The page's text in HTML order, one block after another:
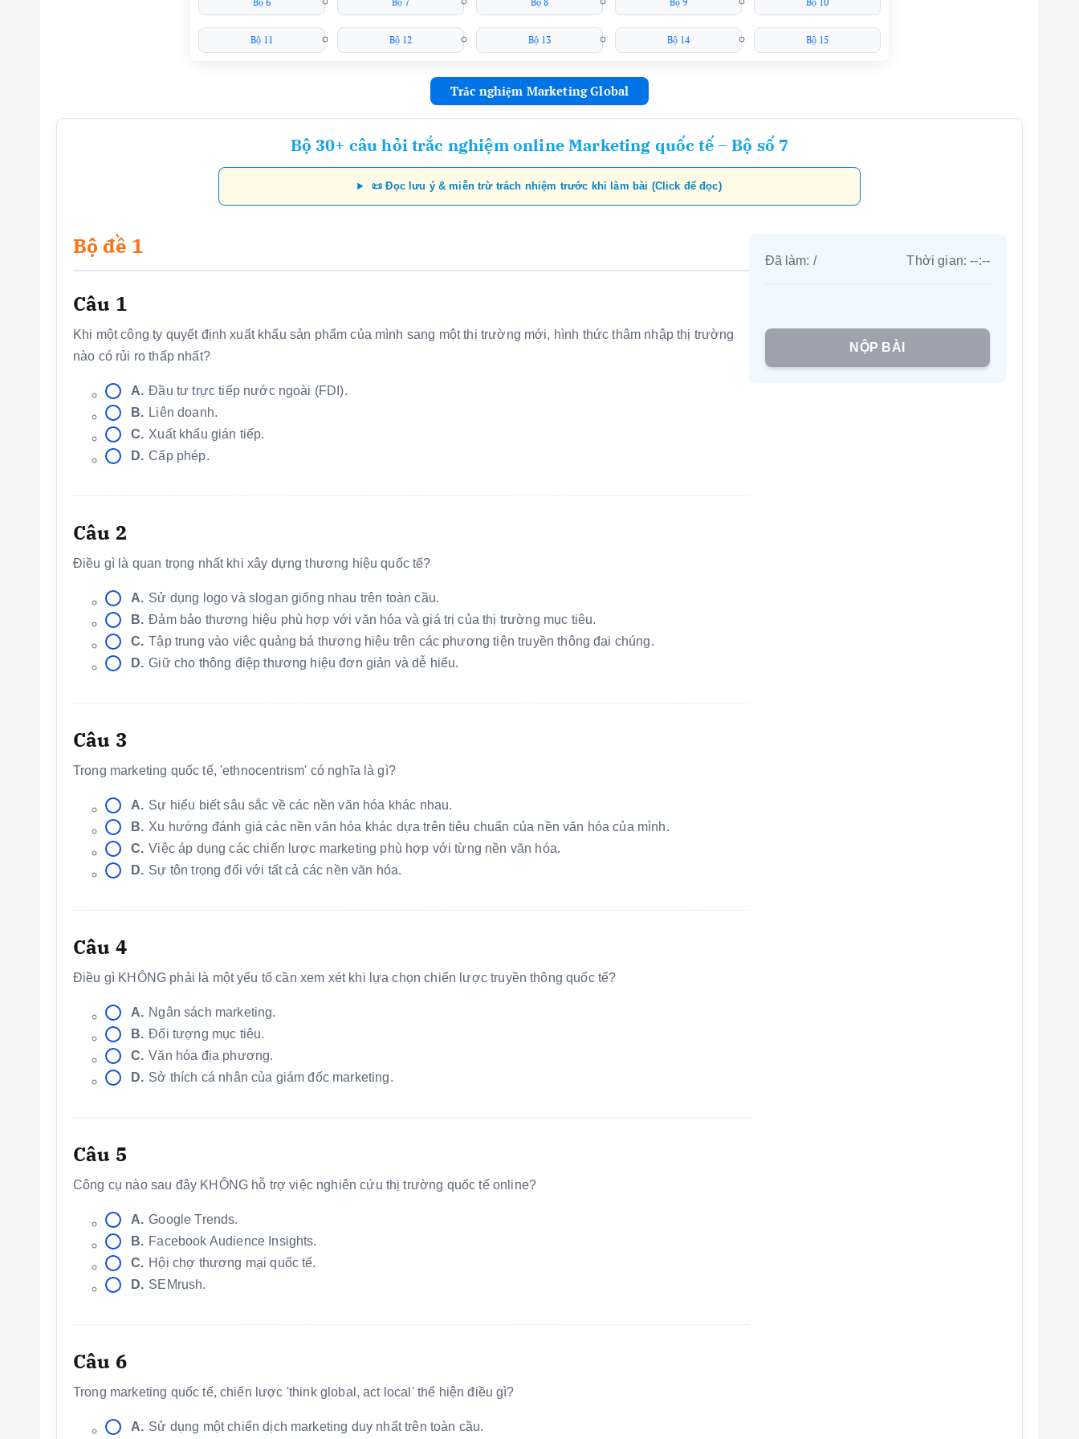
Bộ 11 Bộ 12 Bộ 13 Bộ 14 Bộ 15
Trắc nghiệm Marketing Global
Bộ 30+ câu hỏi trắc nghiệm online Marketing quốc tế – Bộ số 7
📜 Đọc lưu ý & miễn trừ trách nhiệm trước khi làm bài (Click để đọc)
Bộ đề 1
Câu 1
Khi một công ty quyết định xuất khẩu sản phẩm của mình sang một thị trường mới, hình thức thâm nhập thị trường
nào có rủi ro thấp nhất?
A. Đầu tư trực tiếp nước ngoài (FDI).
B. Liên doanh.
C. Xuất khẩu gián tiếp.
D. Cấp phép.
Câu 2
Điều gì là quan trọng nhất khi xây dựng thương hiệu quốc tế?
A. Sử dụng logo và slogan giống nhau trên toàn cầu.
B. Đảm bảo thương hiệu phù hợp với văn hóa và giá trị của thị trường mục tiêu.
C. Tập trung vào việc quảng bá thương hiệu trên các phương tiện truyền thông đại chúng.
D. Giữ cho thông điệp thương hiệu đơn giản và dễ hiểu.
Câu 3
Trong marketing quốc tế, 'ethnocentrism' có nghĩa là gì?
A. Sự hiểu biết sâu sắc về các nền văn hóa khác nhau.
B. Xu hướng đánh giá các nền văn hóa khác dựa trên tiêu chuẩn của nền văn hóa của mình.
C. Việc áp dụng các chiến lược marketing phù hợp với từng nền văn hóa.
D. Sự tôn trọng đối với tất cả các nền văn hóa.
Câu 4
Điều gì KHÔNG phải là một yếu tố cần xem xét khi lựa chọn chiến lược truyền thông quốc tế?
A. Ngân sách marketing.
B. Đối tượng mục tiêu.
C. Văn hóa địa phương.
D. Sở thích cá nhân của giám đốc marketing.
Câu 5
Công cụ nào sau đây KHÔNG hỗ trợ việc nghiên cứu thị trường quốc tế online?
A. Google Trends.
B. Facebook Audience Insights.
C. Hội chợ thương mại quốc tế.
D. SEMrush.
Câu 6
Trong marketing quốc tế, chiến lược 'think global, act local' thể hiện điều gì?
A. Sử dụng một chiến dịch marketing duy nhất trên toàn cầu.
Đã làm: / Thời gian:--:--
NỘP BÀI